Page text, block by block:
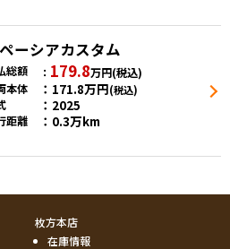
ーシアカスタム
総額 179.8万円(税込)
本体
171.8万円(税込)
2025
距離 0.3万km
枚方本店
在庫情報